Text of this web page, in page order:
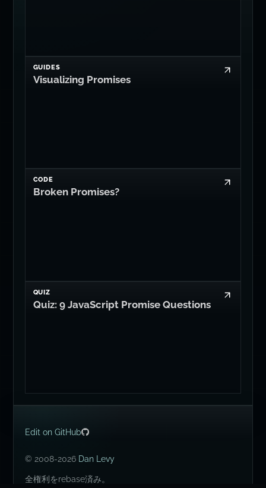
GUIDES
Visualizing Promises
CODE
Broken Promises?
QUIZ
Quiz: 9 JavaScript Promise Questions
Edit on GitHub
© 2008-2026 Dan Levy
全権利をrebase済み。